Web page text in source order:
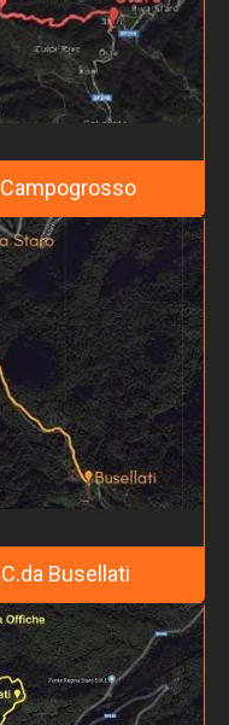
di Riva di
capitelli
della Corona
capitelli
capitelli
capitelli
capitelli
Busellati